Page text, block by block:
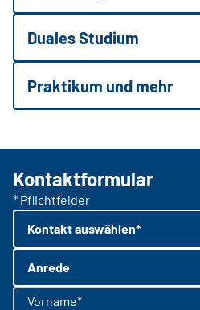
Duales Studium
Praktikum und mehr
Kontaktformular
* Pflichtfelder
Kontakt auswählen*
Anrede
Vorname*